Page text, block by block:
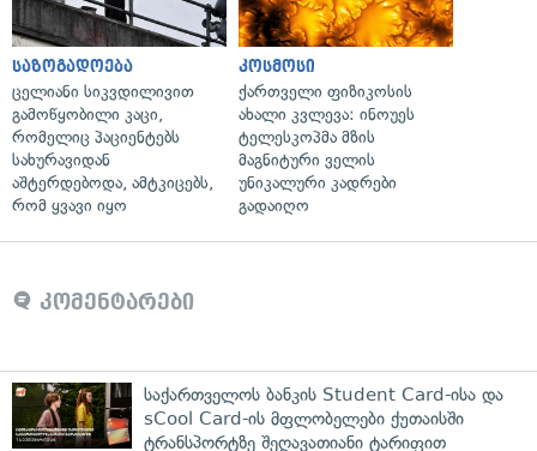
საზოგადოება
ცელიანი სიკვდილივით
გამოწყობილი კაცი,
რომელიც პაციენტებს
სახურავიდან
აშტერდებოდა, ამტკიცებს,
რომ ყვავი იყო
კოსმოსი
ქართველი ფიზიკოსის
ახალი კვლევა: ინოუეს
ტელესკოპმა მზის
მაგნიტური ველის
უნიკალური კადრები
გადაიღო
კომენტარები
საქართველოს ბანკის Student Card-ისა და
sCool Card-ის მფლობელები ქუთაისში
ტრანსპორტზე შეღავათიანი ტარიფით